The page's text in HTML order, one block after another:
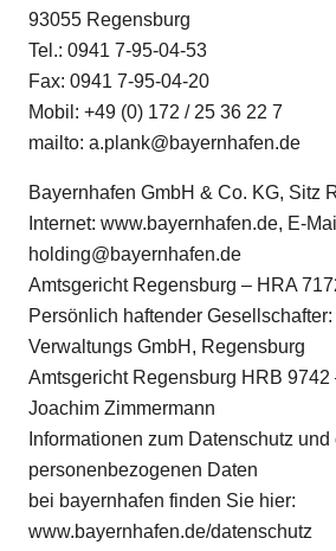
93055 Regensburg
Tel.: 0941 7-95-04-53
Fax: 0941 7-95-04-20
Mobil: +49 (0) 172 / 25 36 22 7
mailto: a.plank@bayernhafen.de
Bayernhafen GmbH & Co. KG, Sitz
Internet: www.bayernhafen.de, E-
holding@bayernhafen.de
Amtsgericht Regensburg – HRA
Persönlich haftender
Verwaltungs GmbH, Regensburg
Amtsgericht Regensburg HRB 9742
Joachim Zimmermann
Informationen zum Datenschutz
personenbezogenen Daten
bei bayernhafen finden Sie hier:
www.bayernhafen.de/datenschutz